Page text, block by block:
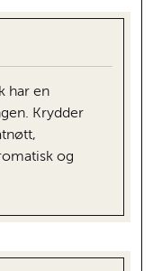
har en
Krydder
og